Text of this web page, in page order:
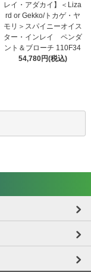
レイ・アダカイ】＜Liza
rd or Gekko/トカゲ・ヤ
モリ＞スパイニーオイス
ター・インレイ ペンダ
ント＆ブローチ 110F34
54,780円(税込)